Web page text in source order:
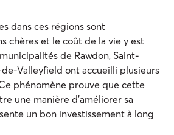
dans ces régions sont
chères et le coût de la vie y est
de Rawdon, Saint-
Valleyfield ont accueilli plusieurs
phénomène prouve que cette
une manière d’améliorer sa
un bon investissement à long